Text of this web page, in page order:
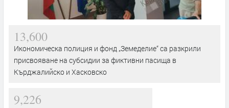
13,600
Икономическа полиция и фонд „Земеделие“ са разкрили
присвояване на субсидии за фиктивни пасища в
Кърджалийско и Хасковско
9,226